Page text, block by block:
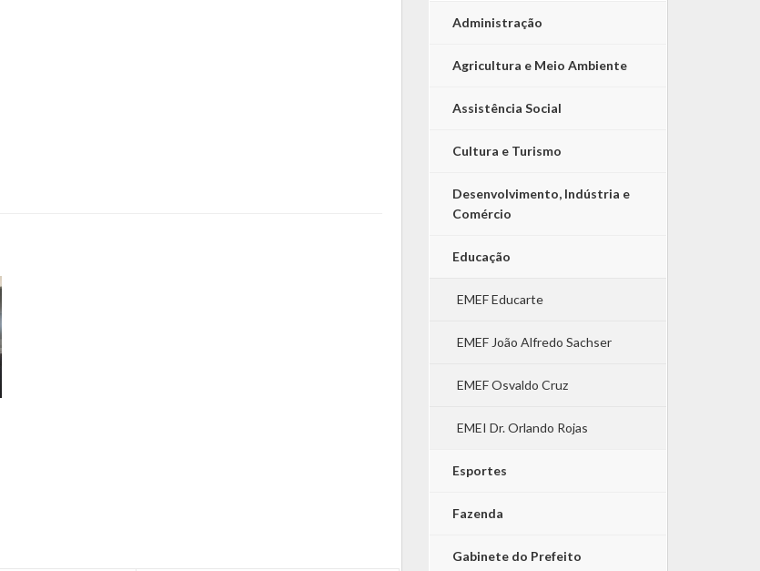
Administração
Agricultura e Meio Ambiente
Assistência Social
Cultura e Turismo
Desenvolvimento, Indústria e
Comércio
Educação
EMEF Educarte
EMEF João Alfredo Sachser
EMEF Osvaldo Cruz
EMEI Dr. Orlando Rojas
Esportes
Fazenda
Gabinete do Prefeito